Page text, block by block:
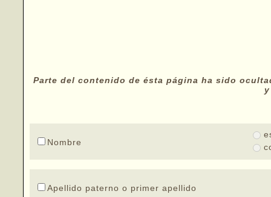
Parte del contenido de ésta página ha sido
Nombre
Apellido paterno o primer apellido